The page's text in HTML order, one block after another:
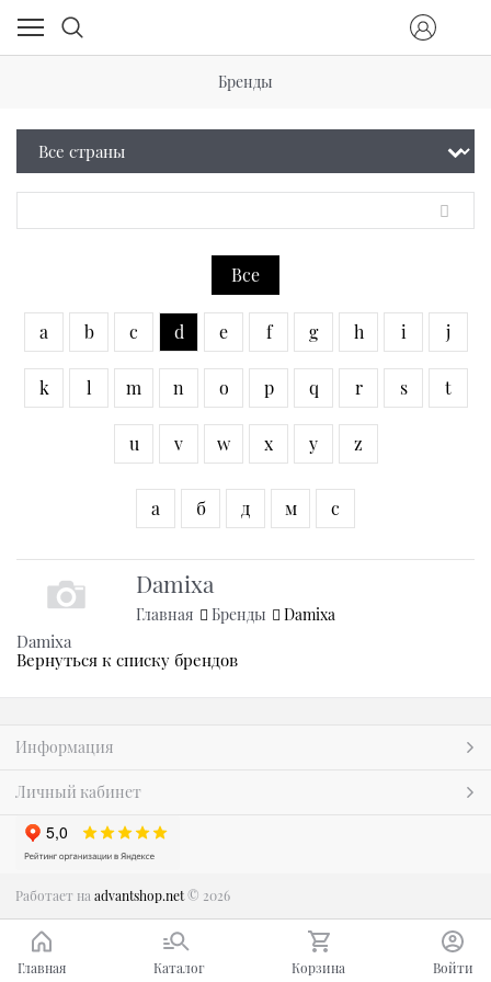
Бренды
Все
a b c d e f g h i j
k l m n o p q r s t
u v w x y z
а б д м с
Damixa
Главная Бренды Damixa
Damixa
Вернуться к списку брендов
Информация
Личный кабинет
Работает на advantshop.net© 2026
Главная Каталог Корзина Войти